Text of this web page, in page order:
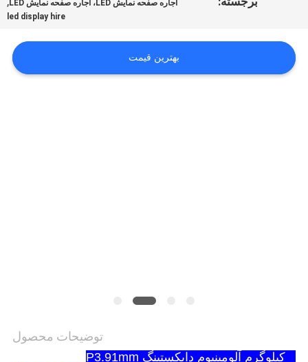
سیاست
حفظ
اجاره صفحه نمایش LED، اجاره صفحه نمایش LED
led display hire
بهترین قیمت
توضیحات محصول
8 کیلوگرم آلومینیوم دایکستینگ P3.91mm